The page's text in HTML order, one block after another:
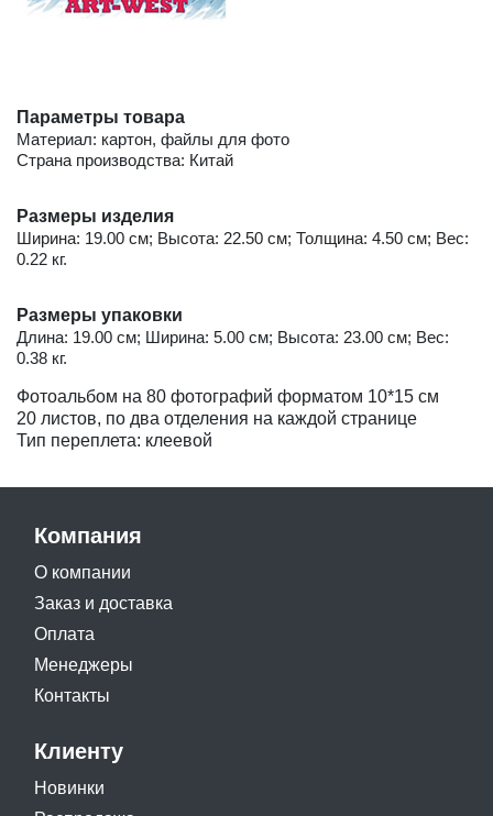
Параметры товара
Материал: картон, файлы для фото
Страна производства: Китай
Размеры изделия
Ширина: 19.00 см; Высота: 22.50 см; Толщина: 4.50 см; Вес:
0.22 кг.
Размеры упаковки
Длина: 19.00 см; Ширина: 5.00 см; Высота: 23.00 см; Вес:
0.38 кг.
Фотоальбом на 80 фотографий форматом 10*15 см
20 листов, по два отделения на каждой странице
Тип переплета: клеевой
Компания
О компании
Заказ и доставка
Оплата
Менеджеры
Контакты
Клиенту
Новинки